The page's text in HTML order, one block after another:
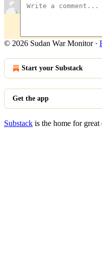
© 2026 Sudan War Monitor·
Start your Substack
Get the app
Substack is the home for great